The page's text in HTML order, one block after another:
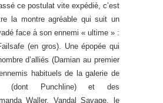
ce postulat vite expédié, c’est
la montre agréable qui suit un
face à son ennemi « ultime » :
(en gros). Une épopée qui
d’alliés (Damian au premier
habituels de la galerie de
(dont Punchline) et des
Waller, Vandal Savage, le